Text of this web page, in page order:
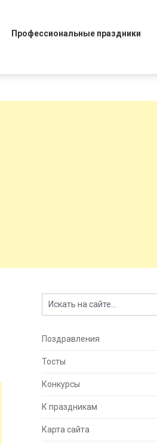
Профессиональные праздники
Поздравления
Тосты
Конкурсы
К праздникам
Карта сайта